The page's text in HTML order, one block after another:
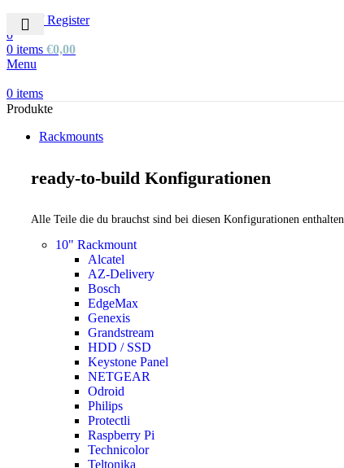
Login / Register
0
0 items €0,00
Menu
0 items
Produkte
Rackmounts
ready-to-build Konfigurationen
Alle Teile die du brauchst sind bei diesen Konfigurationen enthalten.
10" Rackmount
Alcatel
AZ-Delivery
Bosch
EdgeMax
Genexis
Grandstream
HDD / SSD
Keystone Panel
NETGEAR
Odroid
Philips
Protectli
Raspberry Pi
Technicolor
Teltonika